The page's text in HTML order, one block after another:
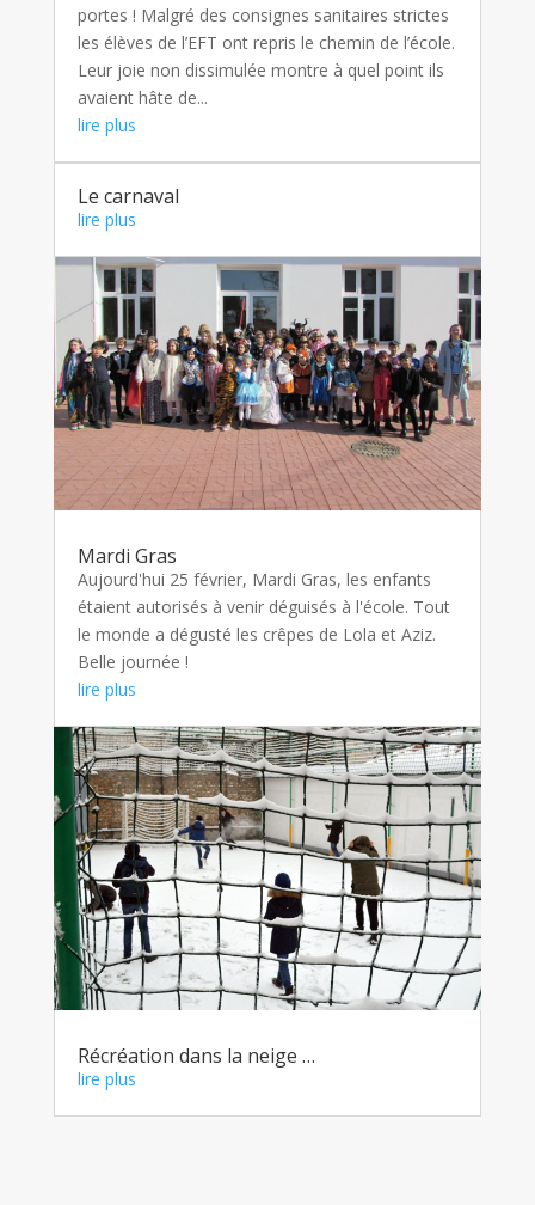
portes ! Malgré des consignes sanitaires strictes
les élèves de l’EFT ont repris le chemin de l’école.
Leur joie non dissimulée montre à quel point ils
avaient hâte de...
lire plus
Le carnaval
lire plus
Mardi Gras
Aujourd'hui 25 février, Mardi Gras, les enfants
étaient autorisés à venir déguisés à l'école. Tout
le monde a dégusté les crêpes de Lola et Aziz.
Belle journée !
lire plus
Récréation dans la neige …
lire plus